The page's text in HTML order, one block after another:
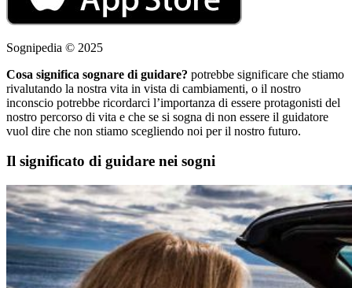
Sognipedia © 2025
Cosa significa sognare di guidare? potrebbe significare che stiamo
rivalutando la nostra vita in vista di cambiamenti, o il nostro
inconscio potrebbe ricordarci l’importanza di essere protagonisti del
nostro percorso di vita e che se si sogna di non essere il guidatore
vuol dire che non stiamo scegliendo noi per il nostro futuro.
Il significato di guidare nei sogni